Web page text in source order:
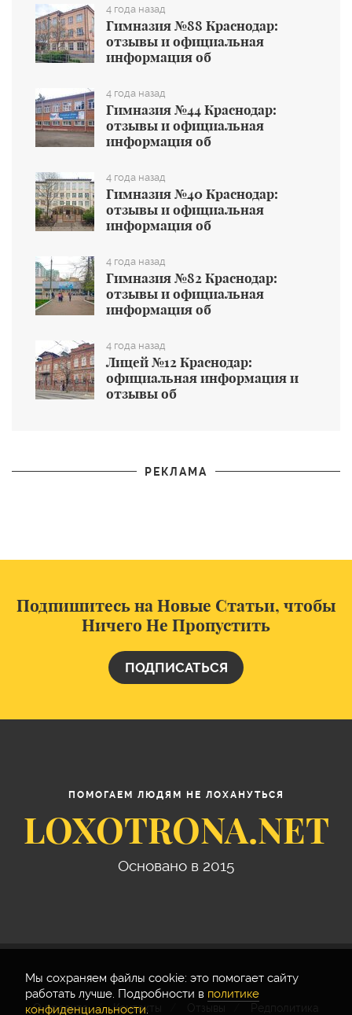
4 года назад
Гимназия №88 Краснодар:
отзывы и официальная
информация об
4 года назад
Гимназия №44 Краснодар:
отзывы и официальная
информация об
4 года назад
Гимназия №40 Краснодар:
отзывы и официальная
информация об
4 года назад
Гимназия №82 Краснодар:
отзывы и официальная
информация об
4 года назад
Лицей №12 Краснодар:
официальная информация и
отзывы об
РЕКЛАМА
Подпишитесь на Новые Статьи, чтобы
Ничего Не Пропустить
ПОДПИСАТЬСЯ
ПОМОГАЕМ ЛЮДЯМ НЕ ЛОХАНУТЬСЯ
LOXOTRONA.NET
Основано в 2015
О проекте Контакты Отзывы
Редполитика
Мы cохраняем файлы cookie: это помогает сайту
работать лучше. Подробности в политике
конфиденциальности.